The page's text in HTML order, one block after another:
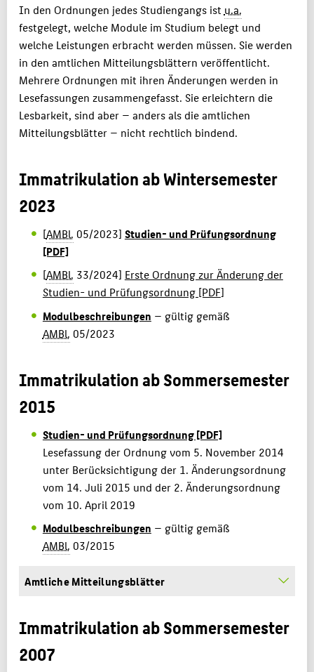
In den Ordnungen jedes Studiengangs istu.a.
festgelegt, welche Module im Studium belegt und
welche Leistungen erbracht werden müssen. Sie werden
in den amtlichen Mitteilungsblättern veröffentlicht.
Mehrere Ordnungen mit ihren Änderungen werden in
Lesefassungen zusammengefasst. Sie erleichtern die
Lesbarkeit, sind aber — anders als die amtlichen
Mitteilungsblätter — nicht rechtlich bindend.
Immatrikulation ab Wintersemester
2023
[AMBl. 05/2023] Studien- und Prüfungsordnung
[PDF]
[AMBl. 33/2024] Erste Ordnung zur Änderung der
Studien- und Prüfungsordnung [PDF]
Modulbeschreibungen — gültig gemäß
AMBl. 05/2023
Immatrikulation ab Sommersemester
2015
Studien- und Prüfungsordnung [PDF]
Lesefassung der Ordnung vom 5. November 2014
unter Berücksichtigung der 1. Änderungsordnung
vom 14. Juli 2015 und der 2. Änderungsordnung
vom 10. April 2019
Modulbeschreibungen — gültig gemäß
AMBl. 03/2015
Amtliche Mitteilungsblätter
Immatrikulation ab Sommersemester
2007
FAQ
PERSONEN
ATELIER & LABORE
BELIEBTE SEITEN
DIGITALE DIENSTE